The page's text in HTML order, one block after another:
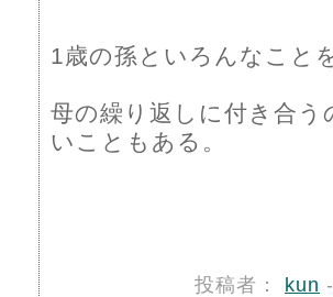
1歳の孫といろんなこと
母の繰り返しに付き合
いこともある。
投稿者： kun